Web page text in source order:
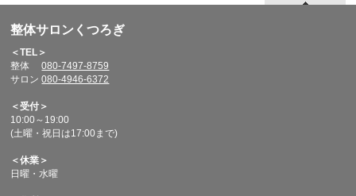
整体サロンくつろぎ
＜TEL＞
整体080-7497-8759
サロン080-4946-6372
＜受付＞
10:00～19:00
(土曜・祝日は17:00まで)
＜休業＞
日曜・水曜